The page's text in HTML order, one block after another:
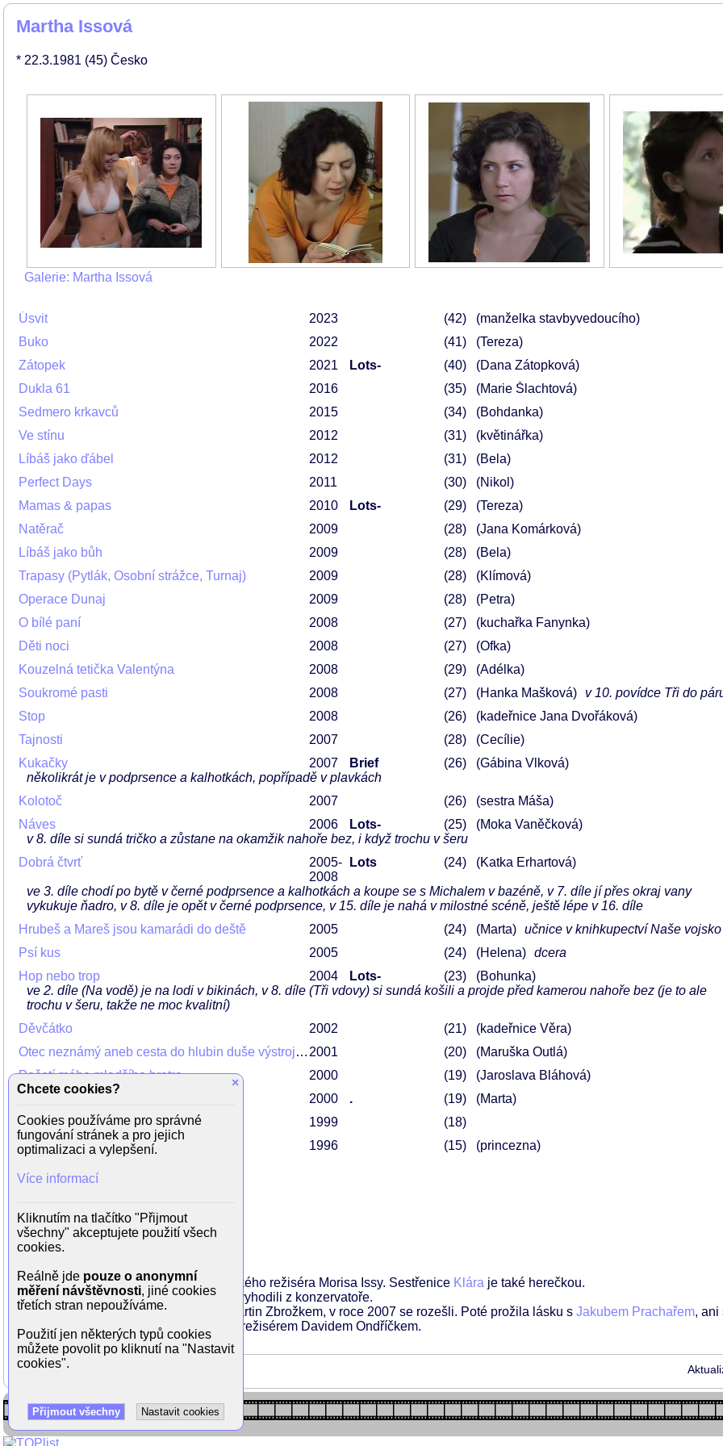
Martha Issová
* 22.3.1981 (45) Česko
Galerie: Martha Issová
Úsvit 2023 42
(manželka stavbyvedoucího)
Buko
2022 41
(Tereza)
Zátopek
2021 Lots- 40
(Dana Zátopková)
Dukla 61
2016 35
(Marie Šlachtová)
Sedmero krkavců
2015 34
(Bohdanka)
Ve stínu
2012 31
(květinářka)
Líbáš jako ďábel
2012 31
(Bela)
Perfect Days
2011 30
(Nikol)
Mamas & papas
2010 Lots- 29
(Tereza)
Natěrač
2009 28
(Jana Komárková)
Líbáš jako bůh
2009 28
(Bela)
Trapasy (Pytlák, Osobní strážce, Turnaj)
2009 28
(Klímová)
Operace Dunaj
2009 28
(Petra)
O bílé paní
2008 27
(kuchařka Fanynka)
Děti noci
2008 27
(Ofka)
Kouzelná tetička Valentýna
2008 29
(Adélka)
Soukromé pasti
2008 27 (Hanka Mašková)
v 10. povídce Tři do
Stop
2008 26
(kadeřnice Jana Dvořáková)
Tajnosti
2007 28
(Cecílie)
Kukačky
2007 Brief 26
(Gábina Vlková)
několikrát je v podprsence a kalhotkách, popřípadě v plavkách
Kolotoč
2007 26
(sestra Máša)
Náves
2006 Lots- 25
(Moka Vaněčková)
v 8. díle si sundá tričko a zůstane na okamžik nahoře bez, i když trochu v šeru
Dobrá čtvrť
2005-
2008
Lots 24 (Katka Erhartová)
ve 3. díle chodí po bytě v černé podprsence a kalhotkách a koupe se s Michalem v bazéně, v 7. díle jí přes okraj vany
vykukuje ňadro, v 8. díle je opět v černé podprsence, v 15. díle je nahá v milostné scéně, ještě lépe v 16. díle
Hrubeš a Mareš jsou kamarádi do deště
2005 24 (Marta)
učnice v knihkupectví Naše vojsko
Psí kus
2005 24 (Helena)
dcera
Hop nebo trop
2004 Lots- 23
(Bohunka)
ve 2. díle (Na vodě) je na lodi v bikinách, v 8. díle (Tři vdovy) si sundá košili a projde před kamerou nahoře bez (je to ale
trochu v šeru, takže ne moc kvalitní)
Děvčátko
2002 21
(kadeřnice Věra)
Otec neznámý aneb cesta do hlubin duše výstrojního náčelníka 2001 20
(Maruška Outlá)
Početí mého mladšího bratra
2000 19
(Jaroslava Bláhová)
2000 . 19
(Marta)
Hanele
1999
18
O princezně, která nesměla na slunce
1996 15 (princezna)
Rodinné vztahy
neteř Julia Issa
Dcera herečkyLenky Termerovéa syrského režiséra Morisa Issy. Sestřenice Klára je také herečkou.
Martha se herečkou stala i přesto, že ji vyhodili z konzervatoře.
Sedm let žila s o osmnáct let starším Martin Zbrožkem, v roce 2007 se rozešli. Poté prožila lásku s Jakubem Prachařem, ani
nevydrželo. Zhruba od roku 2010 žije s režisérem Davidem Ondříčkem.
×
Chcete cookies?
Cookies používáme pro správné
fungování stránek a pro jejich
optimalizaci a vylepšení.
Více informací
Kliknutím na tlačítko "Přijmout
všechny" akceptujete použití všech
cookies.
Reálně jde pouze o anonymní
měření návštěvnosti, jiné cookies
třetích stran nepoužíváme.
Použití jen některých typů cookies
můžete povolit po kliknutí na "Nastavit
cookies".
Přijmout všechny Nastavit cookies